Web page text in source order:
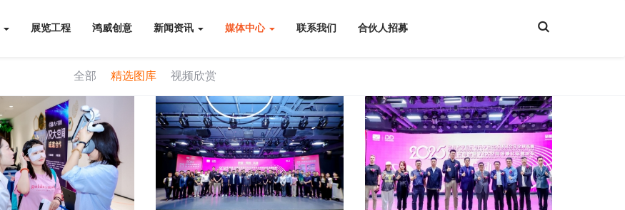
T
o
e
a
r
c
h
展览工程 鸿威创意 新闻资讯 媒体中心 联系我们 合伙人招募
全部 精选图库 视频欣赏